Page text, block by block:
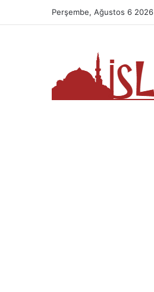
Perşembe, Ağustos 6 2026